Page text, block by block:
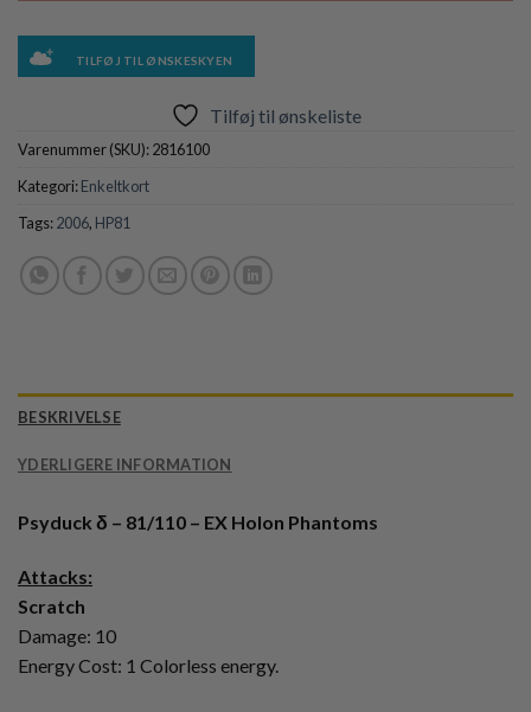
TILFØJ TIL ØNSKESKYEN
Tilføj til ønskeliste
Varenummer (SKU):2816100
Kategori:Enkeltkort
Tags:2006, HP81
BESKRIVELSE
YDERLIGERE INFORMATION
Psyduck δ – 81/110 – EX Holon Phantoms
Attacks:
Scratch
Damage: 10
Energy Cost: 1 Colorless energy.